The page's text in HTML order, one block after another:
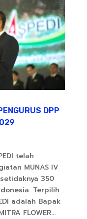
DPP
telah
MUNAS IV
350
Terpilih
adalah Bapak
FLOWER...